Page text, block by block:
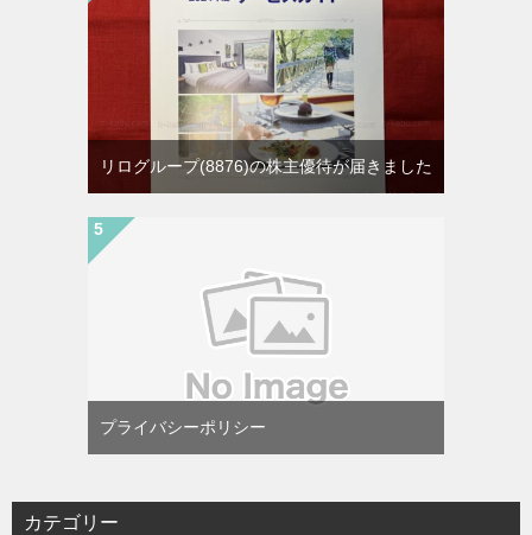
リログループ(8876)の株主優待が届きました
プライバシーポリシー
カテゴリー